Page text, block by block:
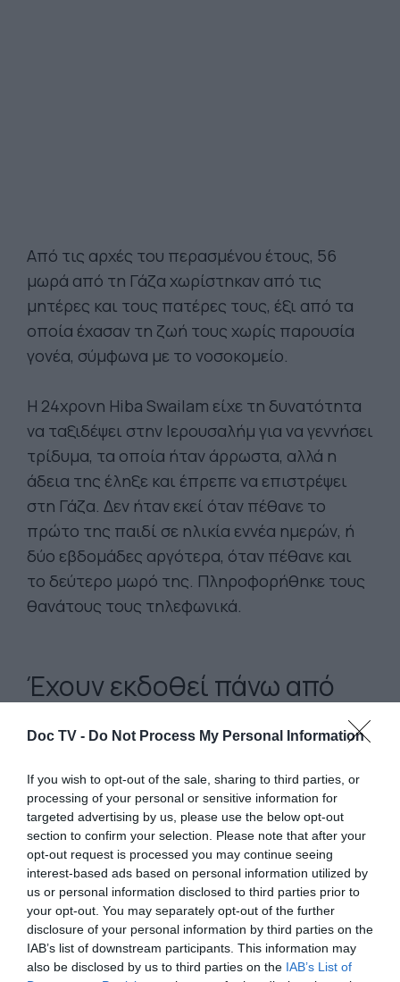
Doc TV - Do Not Process My Personal Information
If you wish to opt-out of the sale, sharing to third parties, or
processing of your personal or sensitive information for
targeted advertising by us, please use the below opt-out
section to confirm your selection. Please note that after your
opt-out request is processed you may continue seeing
interest-based ads based on personal information utilized by
us or personal information disclosed to third parties prior to
your opt-out. You may separately opt-out of the further
disclosure of your personal information by third parties on the
IAB’s list of downstream participants. This information may
also be disclosed by us to third parties on the IAB’s List of
Από τις αρχές του περασμένου έτους, 56
μωρά από τη Γάζα χωρίστηκαν από τις
μητέρες και τους πατέρες τους, έξι από τα
οποία έχασαν τη ζωή τους χωρίς παρουσία
γονέα, σύμφωνα με το νοσοκομείο.
Η 24χρονη Hiba Swailam είχε τη δυνατότητα
να ταξιδέψει στην Ιερουσαλήμ για να γεννήσει
τρίδυμα, τα οποία ήταν άρρωστα, αλλά η
άδεια της έληξε και έπρεπε να επιστρέψει
στη Γάζα. Δεν ήταν εκεί όταν πέθανε το
πρώτο της παιδί σε ηλικία εννέα ημερών, ή
δύο εβδομάδες αργότερα, όταν πέθανε και
το δεύτερο μωρό της. Πληροφορήθηκε τους
θανάτους τους τηλεφωνικά.
Έχουν εκδοθεί πάνω από
ανηλίκους από τη Γάζα
μέσα στο 2018 μα λιγότερες
από 2.000 άδειες για γονείς
Το τρίτο της παιδί που επέζησε, πέρασε
τους πρώτους μήνες της ζωής του με τη
φροντίδα των νοσοκόμων, ενώ η Hiba